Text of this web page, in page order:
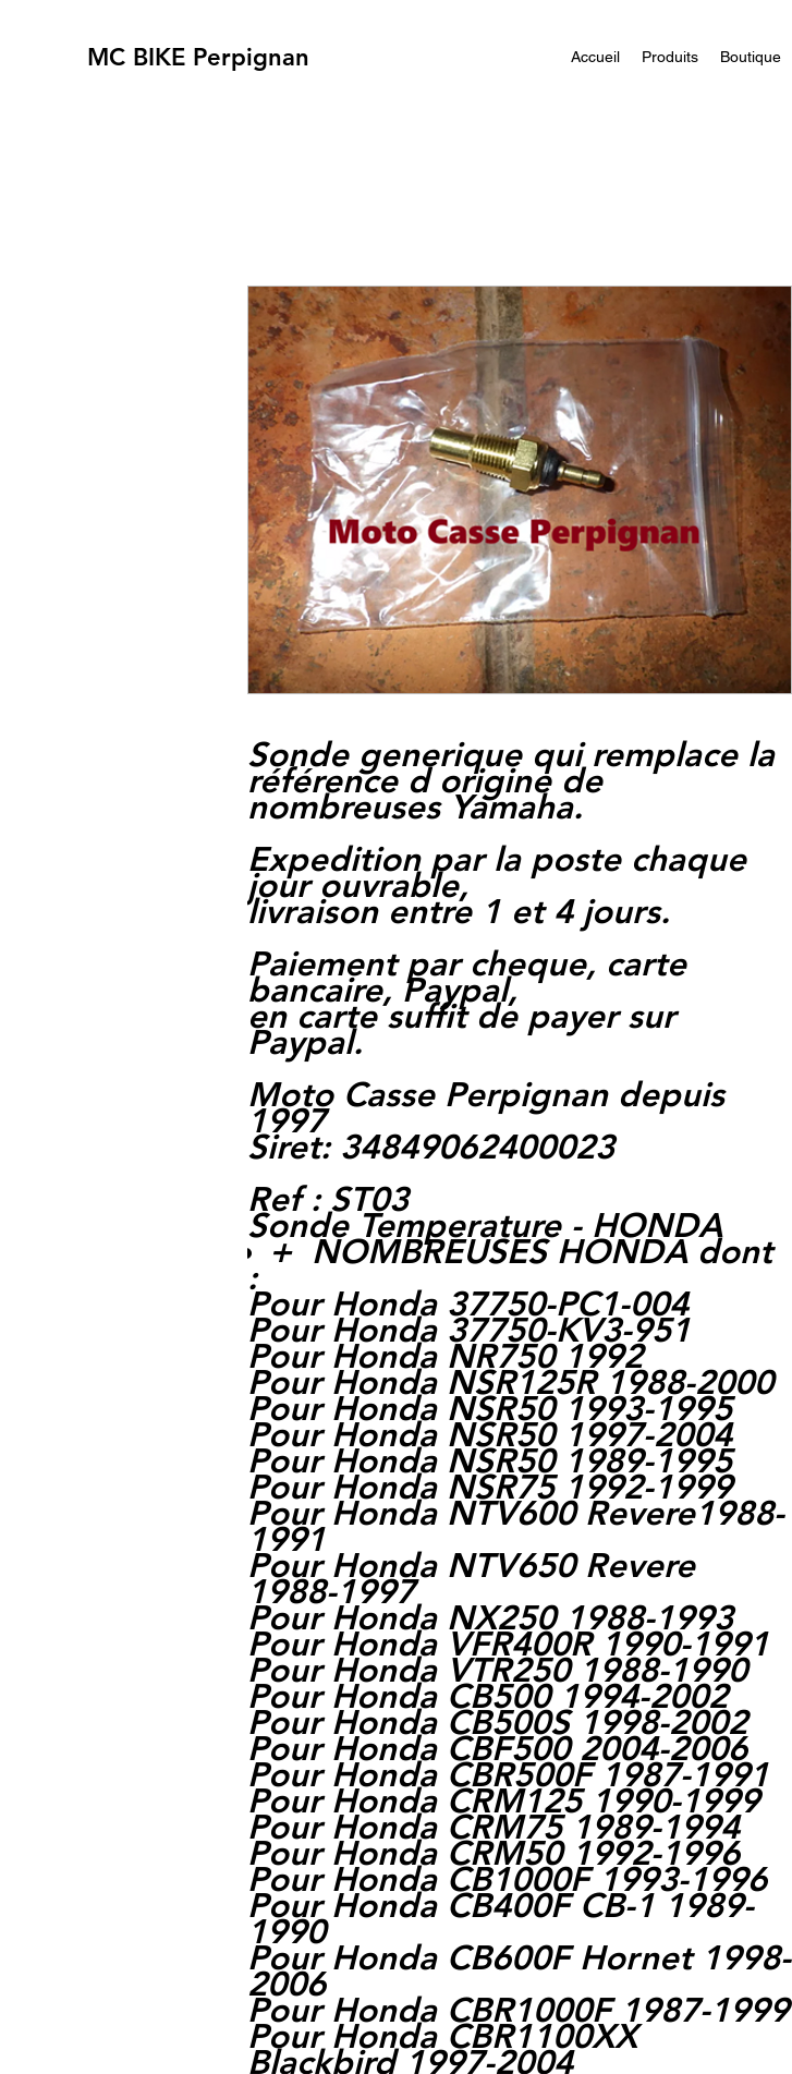
MC BIKE Perpignan Accueil Produits Boutique
Sonde generique qui remplace la
référence d origine de
nombreuses Yamaha.
Expedition par la poste chaque
jour ouvrable,
livraison entre 1 et 4 jours.
Paiement par cheque, carte
bancaire, Paypal,
en carte suffit de payer sur
Paypal.
Moto Casse Perpignan depuis
1997
Siret: 34849062400023
Ref : ST03
Sonde Temperature - HONDA
+ NOMBREUSES HONDA dont
:
Pour Honda 37750-PC1-004
Pour Honda 37750-KV3-951
Pour Honda NR750 1992
Pour Honda NSR125R 1988-2000
Pour Honda NSR50 1993-1995
Pour Honda NSR50 1997-2004
Pour Honda NSR50 1989-1995
Pour Honda NSR75 1992-1999
Pour Honda NTV600 Revere1988-
1991
Pour Honda NTV650 Revere
1988-1997
Pour Honda NX250 1988-1993
Pour Honda VFR400R 1990-1991
Pour Honda VTR250 1988-1990
Pour Honda CB500 1994-2002
Pour Honda CB500S 1998-2002
Pour Honda CBF500 2004-2006
Pour Honda CBR500F 1987-1991
Pour Honda CRM125 1990-1999
Pour Honda CRM75 1989-1994
Pour Honda CRM50 1992-1996
Pour Honda CB1000F 1993-1996
Pour Honda CB400F CB-1 1989-
1990
Pour Honda CB600F Hornet 1998-
2006
Pour Honda CBR1000F 1987-1999
Pour Honda CBR1100XX
Blackbird 1997-2004